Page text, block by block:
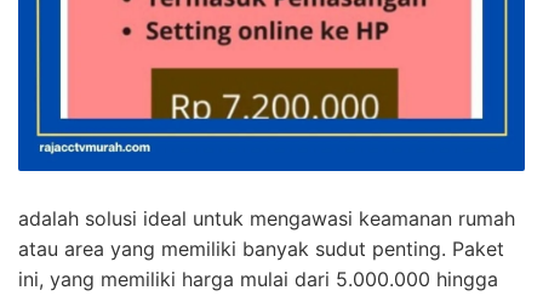
adalah solusi ideal untuk mengawasi keamanan rumah
atau area yang memiliki banyak sudut penting. Paket
ini, yang memiliki harga mulai dari 5.000.000 hingga